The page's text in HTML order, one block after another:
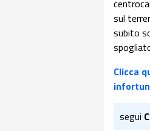
sul
subito
Clicca
segui